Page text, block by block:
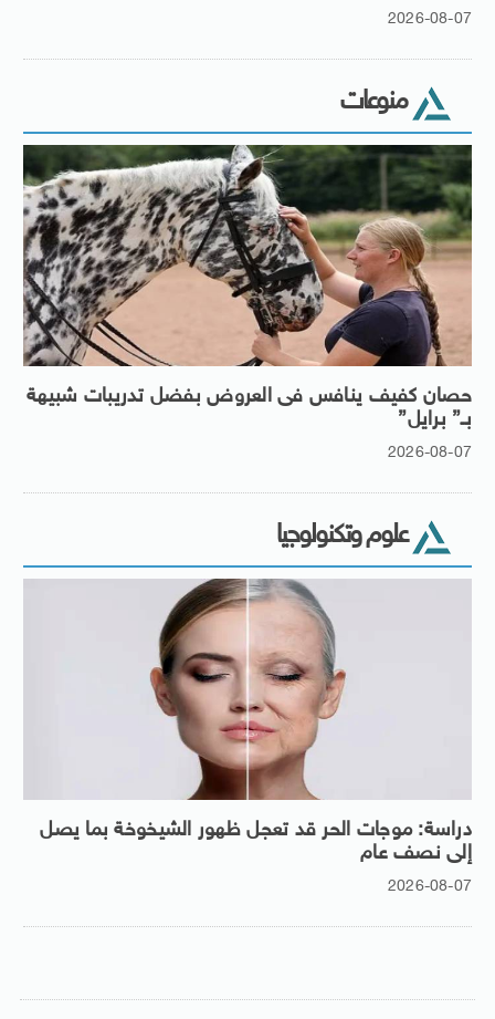
2026-08-07
منوعات
حصان كفيف ينافس فى العروض بفضل تدريبات شبيهة
بـ” برايل”
2026-08-07
علوم وتكنولوجيا
دراسة: موجات الحر قد تعجل ظهور الشيخوخة بما يصل
إلى نصف عام
2026-08-07